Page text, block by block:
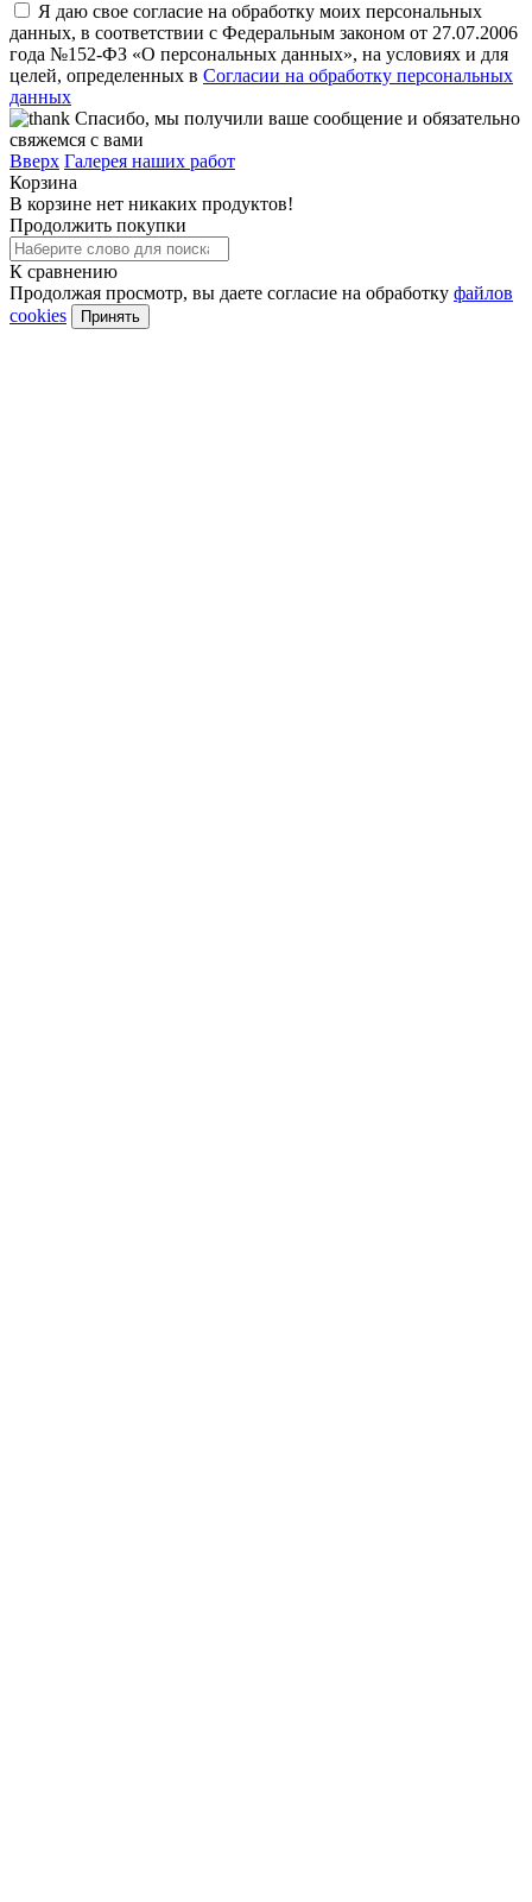
Я даю свое согласие на обработку моих персональных
данных, в соответствии с Федеральным законом от 27.07.2006
года №152-ФЗ «О персональных данных», на условиях и для
целей, определенных в Согласии на обработку персональных
данных
Спасибо, мы получили ваше сообщение и обязательно
свяжемся с вами
Вверх Галерея наших работ
Корзина
В корзине нет никаких продуктов!
Продолжить покупки
К сравнению
Продолжая просмотр, вы даете согласие на обработку файлов
cookies
Принять